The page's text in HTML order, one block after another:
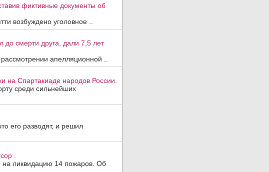
фиктивные документы об
возбуждено уголовное ..
до смерти друга, дали 7,5 лет
апелляционной ..
на Спартакиаде народов России.
среди сильнейших
его разводят, и решил
.
на ликвидацию 14 пожаров. Об